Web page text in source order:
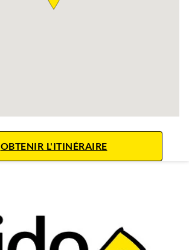
OBTENIR L'ITINÉRAIRELINK OPENS IN